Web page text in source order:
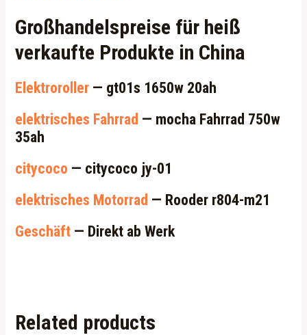
Großhandelspreise für heiß
verkaufte Produkte in China
Elektroroller — gt01s 1650w 20ah
elektrisches Fahrrad — mocha Fahrrad 750w
35ah
citycoco — citycoco jy-01
elektrisches Motorrad — Rooder r804-m21
Geschäft — Direkt ab Werk
Related products